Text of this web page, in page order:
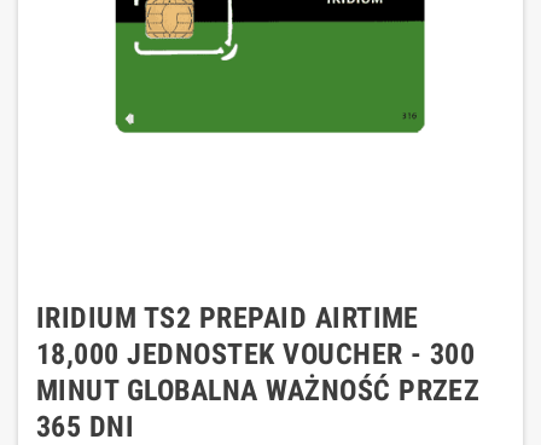
IRIDIUM TS2 PREPAID AIRTIME
18,000 JEDNOSTEK VOUCHER - 300
MINUT GLOBALNA WAŻNOŚĆ PRZEZ
365 DNI